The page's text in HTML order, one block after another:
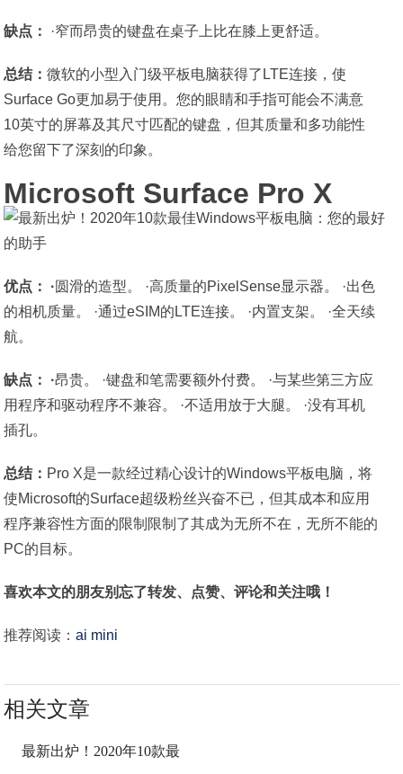
缺点： ·窄而昂贵的键盘在桌子上比在膝上更舒适。
总结：微软的小型入门级平板电脑获得了LTE连接，使
Surface Go更加易于使用。您的眼睛和手指可能会不满意
10英寸的屏幕及其尺寸匹配的键盘，但其质量和多功能性
给您留下了深刻的印象。
Microsoft Surface Pro X
优点： ·圆滑的造型。 ·高质量的PixelSense显示器。 ·出色
的相机质量。 ·通过eSIM的LTE连接。 ·内置支架。 ·全天续
航。
缺点： ·昂贵。 ·键盘和笔需要额外付费。 ·与某些第三方应
用程序和驱动程序不兼容。 ·不适用放于大腿。 ·没有耳机
插孔。
总结： Pro X是一款经过精心设计的Windows平板电脑，将
使Microsoft的Surface超级粉丝兴奋不已，但其成本和应用
程序兼容性方面的限制限制了其成为无所不在，无所不能的
PC的目标。
喜欢本文的朋友别忘了转发、点赞、评论和关注哦！
推荐阅读：ai mini
相关文章
最新出炉！2020年10款最